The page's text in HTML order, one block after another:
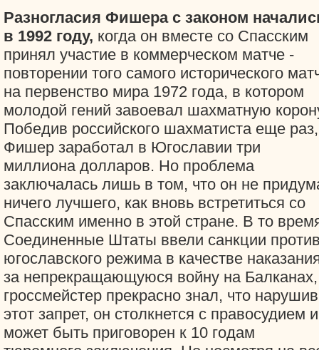
Разногласия Фишера с законом
в 1992 году, когда он вместе со Спасским
принял участие в коммерческом матче -
повторении того самого исторического
на первенство мира 1972 года, в котором
молодой гений завоевал шахматную
Победив российского шахматиста еще раз,
Фишер заработал в Югославии три
миллиона долларов. Но проблема
заключалась лишь в том, что он не
ничего лучшего, как вновь встретиться со
Спасским именно в этой стране. В то
Соединенные Штаты ввели санкции
югославского режима в качестве
за непрекращающуюся войну на
гроссмейстер прекрасно знал, что нарушив
этот запрет, он столкнется с правосудием и
может быть приговорен к 10 годам